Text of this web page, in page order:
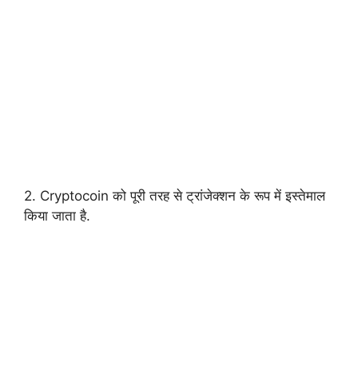
2. Cryptocoin को पूरी तरह से ट्रांजेक्शन के रूप में इस्तेमाल
किया जाता है.